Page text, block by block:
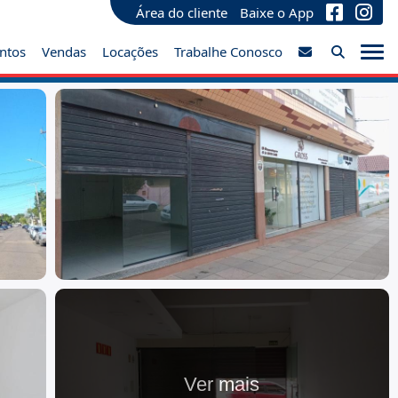
Área do cliente Baixe o App
Vendas Locações Trabalhe Conosco
Ver mais